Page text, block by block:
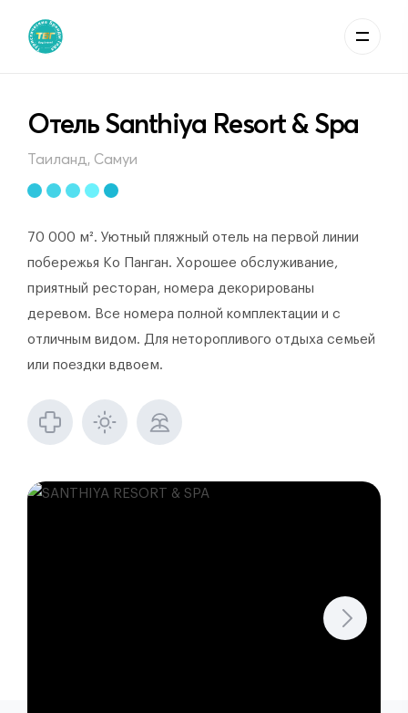
Отель Santhiya Resort & Spa
Таиланд, Самуи
70 000 м². Уютный пляжный отель на первой линии
побережья Ко Панган. Хорошее обслуживание,
приятный ресторан, номера декорированы
деревом. Все номера полной комплектации и с
отличным видом. Для неторопливого отдыха семьей
или поездки вдвоем.